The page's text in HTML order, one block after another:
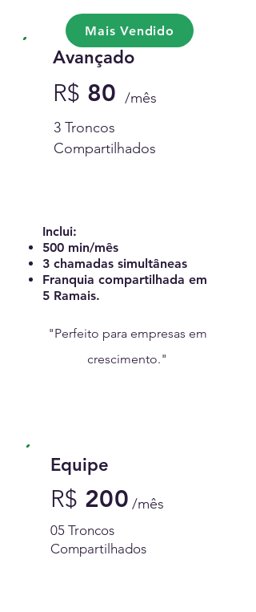
Avançado
R$ 80 /mês
3 Troncos
Compartilhados
Inclui:
500 min/mês
3 chamadas simultâneas
Franquia compartilhada em
5 Ramais.
"Perfeito para empresas em
crescimento."
Mais Vendido
Equipe
R$ 200 /mês
05 Troncos
Compartilhados